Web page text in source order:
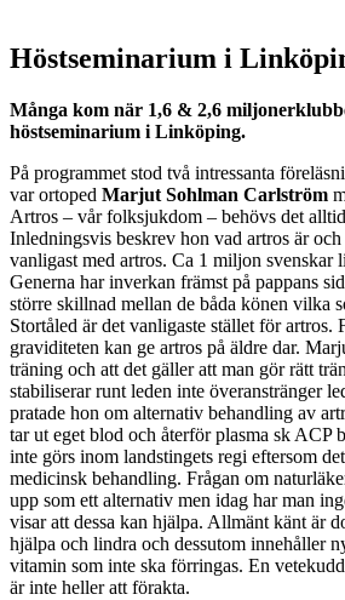
Höstseminarium i
Många kom när 1,6 & 2,6
höstseminarium i Linköping.
På programmet stod två intressanta
var ortoped Marjut Sohlman Carlström
Artros – vår folksjukdom – behövs det
Inledningsvis beskrev hon vad artros är
vanligast med artros. Ca 1 miljon svenskar
Generna har inverkan främst på pappans
större skillnad mellan de båda könen vilka
Stortåled är det vanligaste stället för artros.
graviditeten kan ge artros på äldre dar.
träning och att det gäller att man gör rätt
stabiliserar runt leden inte överanstränger
pratade hon om alternativ behandling av
tar ut eget blod och återför plasma sk ACP
inte görs inom landstingets regi eftersom
medicinsk behandling. Frågan om
upp som ett alternativ men idag har man
visar att dessa kan hjälpa. Allmänt känt är
hjälpa och lindra och dessutom innehåller
vitamin som inte ska förringas. En
är inte heller att förakta.